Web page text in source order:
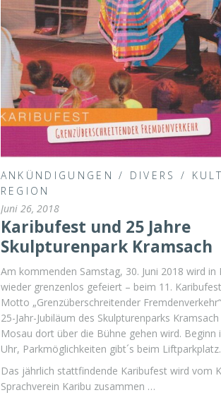
ANKÜNDIGUNGEN / DIVERS /
REGION
Juni 26, 2018
Karibufest und 25 Jahre
Skulpturenpark Kramsach
Am kommenden Samstag, 30. Juni 2018 wird in
wieder grenzenlos gefeiert – beim 11.
Motto „Grenzüberschreitender
25-Jahr-Jubiläum des Skulpturenparks
Mosau dort über die Bühne gehen wird. Beginn
Uhr, Parkmöglichkeiten gibt´s beim Liftparkplatz.
Das jährlich stattfindende Karibufest wird vom
Sprachverein Karibu zusammen …